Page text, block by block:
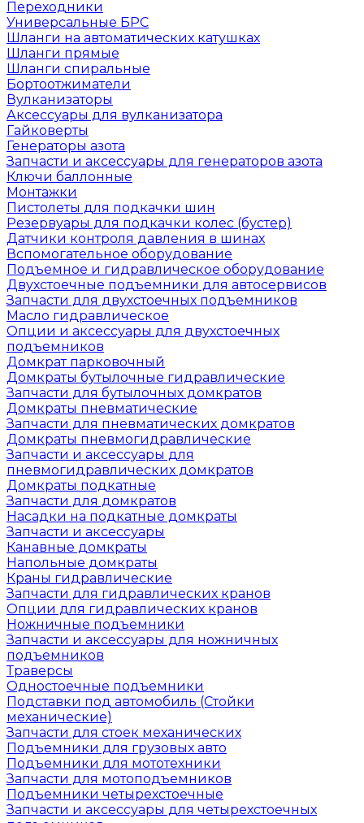
Переходники
Универсальные БРС
Шланги на автоматических катушках
Шланги прямые
Шланги спиральные
Бортоотжиматели
Вулканизаторы
Аксессуары для вулканизатора
Гайковерты
Генераторы азота
Запчасти и аксессуары для генераторов азота
Ключи баллонные
Монтажки
Пистолеты для подкачки шин
Резервуары для подкачки колес (бустер)
Датчики контроля давления в шинах
Вспомогательное оборудование
Подъемное и гидравлическое оборудование
Двухстоечные подъемники для автосервисов
Запчасти для двухстоечных подъемников
Масло гидравлическое
Опции и аксессуары для двухстоечных
подъемников
Домкрат парковочный
Домкраты бутылочные гидравлические
Запчасти для бутылочных домкратов
Домкраты пневматические
Запчасти для пневматических домкратов
Домкраты пневмогидравлические
Запчасти и аксессуары для
пневмогидравлических домкратов
Домкраты подкатные
Запчасти для домкратов
Насадки на подкатные домкраты
Запчасти и аксессуары
Канавные домкраты
Напольные домкраты
Краны гидравлические
Запчасти для гидравлических кранов
Опции для гидравлических кранов
Ножничные подъемники
Запчасти и аксессуары для ножничных
подъемников
Траверсы
Одностоечные подъемники
Подставки под автомобиль (Стойки
механические)
Запчасти для стоек механических
Подъемники для грузовых авто
Подъемники для мототехники
Запчасти для мотоподъемников
Подъемники четырехстоечные
Запчасти и аксессуары для четырехстоечных